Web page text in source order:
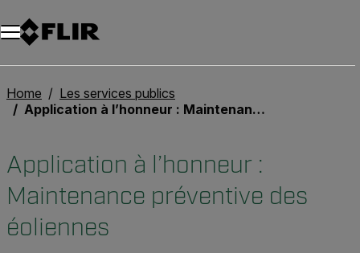
Unread messages
Modèle
Supprimer
articles
article
Ajouter au panier
Ajouté au panier
Home
Les services publics
Application à l’honneur : Maintenance préventive des éoliennes
Application à l’honneur :
Maintenance préventive des
éoliennes